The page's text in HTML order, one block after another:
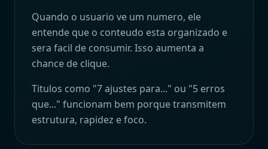
Quando o usuario ve um numero, ele
entende que o conteudo esta organizado e
sera facil de consumir. Isso aumenta a
chance de clique.
Titulos como "7 ajustes para..." ou "5 erros
que..." funcionam bem porque transmitem
estrutura, rapidez e foco.